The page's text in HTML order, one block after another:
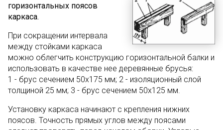
горизонтальных поясов
каркаса.
При сокращении интервала
между стойками каркаса
можно облегчить конструкцию горизонтальной балки и
использовать в качестве нее деревянные брусья:
1 - брус сечением 50х175 мм; 2 - изоляционный слой
толщиной 25 мм; 3 - брус сечением 50х125 мм.
Установку каркаса начинают с крепления нижних
поясов. Точность прямых углов между поясами